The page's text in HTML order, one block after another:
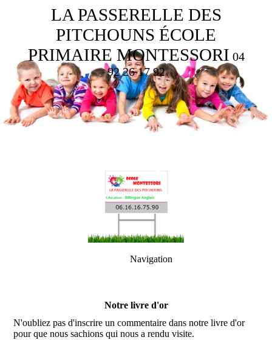
LA PASSERELLE DES
PITCHOUNS ÉCOLE
PRIMAIRE MONTESSORI 04
92 26 17 92
Navigation
Notre livre d'or
N'oubliez pas d'inscrire un commentaire dans notre livre d'or
pour que nous sachions qui nous a rendu visite.